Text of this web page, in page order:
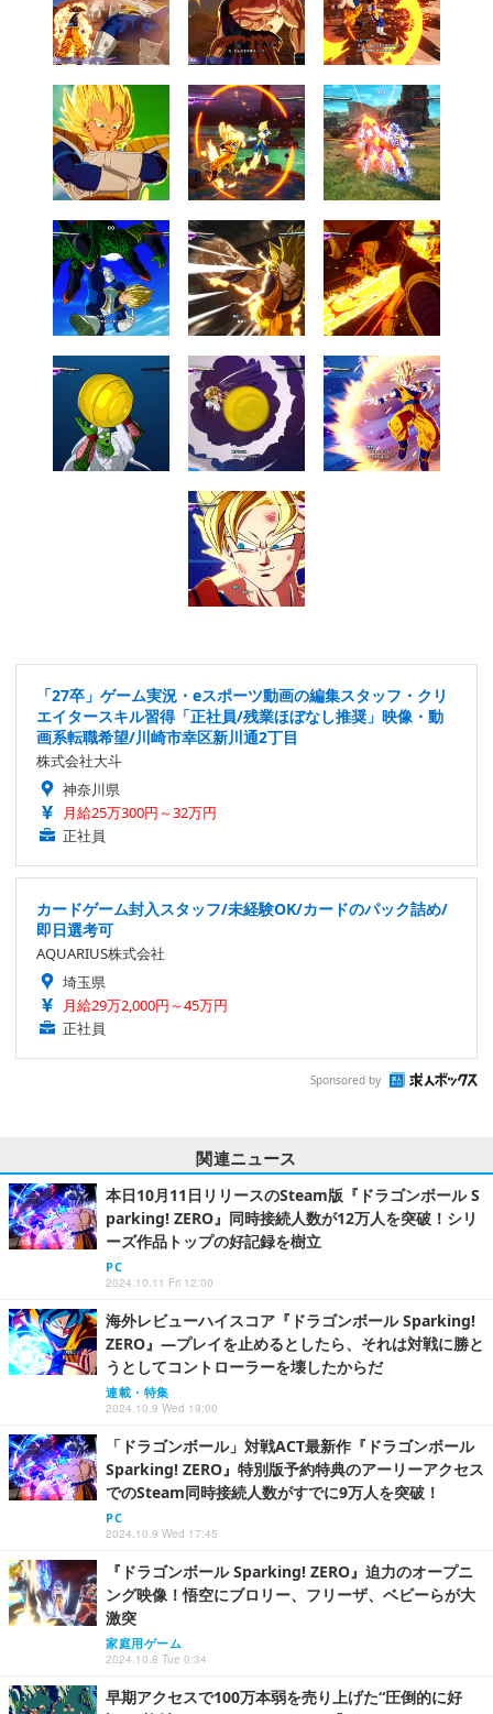
「27卒」ゲーム実況・eスポーツ動画の編集スタッフ・クリ
エイタースキル習得「正社員/残業ほぼなし推奨」映像・動
画系転職希望/川崎市幸区新川通2丁目
株式会社大斗
神奈川県
月給25万300円～32万円
正社員
カードゲーム封入スタッフ/未経験OK/カードのパック詰め/
即日選考可
AQUARIUS株式会社
埼玉県
月給29万2,000円～45万円
正社員
Sponsored by
関連ニュース
本日10月11日リリースのSteam版『ドラゴンボール S
parking! ZERO』同時接続人数が12万人を突破！シリ
ーズ作品トップの好記録を樹立
PC
2024.10.11 Fri 12:00
海外レビューハイスコア『ドラゴンボール Sparking!
ZERO』―プレイを止めるとしたら、それは対戦に勝と
うとしてコントローラーを壊したからだ
連載・特集
2024.10.9 Wed 19:00
「ドラゴンボール」対戦ACT最新作『ドラゴンボール
Sparking! ZERO』特別版予約特典のアーリーアクセス
でのSteam同時接続人数がすでに9万人を突破！
PC
2024.10.9 Wed 17:45
『ドラゴンボール Sparking! ZERO』迫力のオープニ
ング映像！悟空にブロリー、フリーザ、ベビーらが大
激突
家庭用ゲーム
2024.10.8 Tue 0:34
早期アクセスで100万本弱を売り上げた“圧倒的に好